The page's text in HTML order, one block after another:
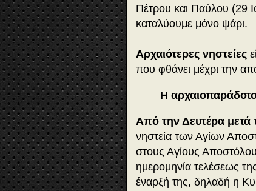
Πέτρου και Παύλου (29
καταλύουμε μόνο ψάρι.
Αρχαιότερες νηστείες
που φθάνει μέχρι την
Η
Από την Δευτέρα
νηστεία των Αγίων
στους Αγίους
ημερομηνία τελέσεως
έναρξή της, δηλαδή η